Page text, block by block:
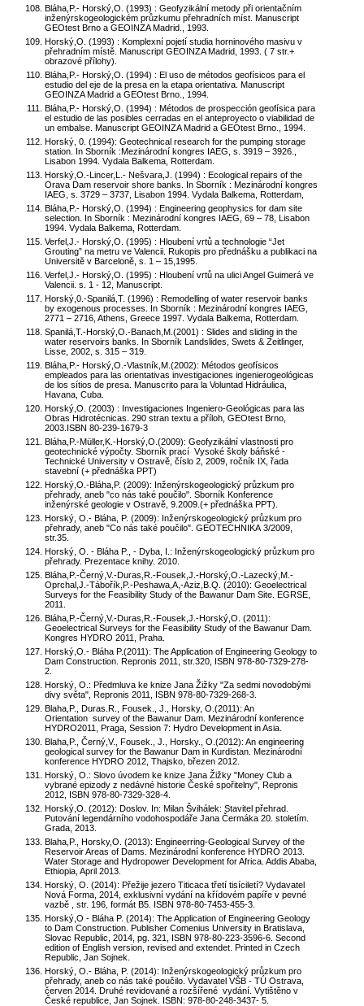
Bláha,P.- Horský,O. (1993) : Geofyzikální metody při orientačním
inženýrskogeologickém průzkumu přehradních míst. Manuscript
GEOtest Brno a GEOINZA Madrid., 1993.
Horský,O. (1993) : Komplexní pojetí studia horninového masivu v
přehradním místě. Manuscript GEOINZA Madrid, 1993. ( 7 str.+
obrazové přílohy).
Bláha,P.- Horský,O. (1994) : El uso de métodos geofísicos para el
estudio del eje de la presa en la etapa orientativa. Manuscript
GEOINZA Madrid a GEOtest Brno., 1994.
Bláha,P.- Horský,O. (1994) : Métodos de prospección geofísica para
el estudio de las posibles cerradas en el anteproyecto o viabilidad de
un embalse. Manuscript GEOINZA Madrid a GEOtest Brno., 1994.
Horský, 0. (1994): Geotechnical research for the pumping storage
station. In Sborník :Mezinárodní kongres IAEG, s. 3919 – 3926.,
Lisabon 1994. Vydala Balkema, Rotterdam.
Horský,O.-Lincer,L.- Nešvara,J. (1994) : Ecological repairs of the
Orava Dam reservoir shore banks. In Sborník : Mezinárodní kongres
IAEG, s. 3729 – 3737, Lisabon 1994. Vydala Balkema, Rotterdam,
Bláha,P.- Horský,O. (1994) : Engineering geophysics for dam site
selection. In Sborník : Mezinárodní kongres IAEG, 69 – 78, Lisabon
1994. Vydala Balkema, Rotterdam.
Verfel,J.- Horský,O. (1995) : Hloubení vrtů a technologie “Jet
Grouting” na metru ve Valencii. Rukopis pro přednášku a publikaci na
Universitě v Barceloně, s. 1 – 15,1995.
Verfel,J.- Horský,O. (1995) : Hloubení vrtů na ulici Angel Guimerá ve
Valencii. s. 1 - 12, Manuscript.
Horský,0.-Spanilá,T. (1996) : Remodelling of water reservoir banks
by exogenous processes. In Sborník : Mezinárodní kongres IAEG,
2771 – 2716, Athens, Greece 1997. Vydala Balkema, Rotterdam.
Spanilá,T.-Horský,O.-Banach,M.(2001) : Slides and sliding in the
water reservoirs banks. In Sborník Landslides, Swets & Zeitlinger,
Lisse, 2002, s. 315 – 319.
Bláha,P.- Horský,O.-Vlastník,M.(2002): Métodos geofísicos
empleados para las orientativas investigaciones ingenierogeológicas
de los sítios de presa. Manuscrito para la Voluntad Hidráulica,
Havana, Cuba.
Horský,O. (2003) : Investigaciones Ingeniero-Geológicas para las
Obras Hidrotécnicas. 290 stran textu a příloh, GEOtest Brno,
2003.ISBN 80-239-1679-3
Bláha,P.-Müller,K.-Horský,O.(2009): Geofyzikální vlastnosti pro
geotechnické výpočty. Sborník prací Vysoké školy báňské -
Technické University v Ostravě, číslo 2, 2009, ročník IX, řada
stavební (+ přednáška PPT)
Horský,O.-Bláha,P. (2009): Inženýrskogeologický průzkum pro
přehrady, aneb "co nás také poučilo". Sborník Konference
inženýrské geologie v Ostravě, 9.2009.(+ přednáška PPT).
Horský, O.- Bláha, P. (2009): Inženýrskogeologický průzkum pro
přehrady, aneb "Co nás také poučilo". GEOTECHNIKA 3/2009,
str.35.
Horský, O. - Bláha P., - Dyba, I.: Inženýrskogeologický průzkum pro
přehrady. Prezentace knihy. 2010.
Bláha,P.-Černý,V.-Duras,R.-Fousek,J.-Horský,O.-Lazecký,M.-
Oprchal,J.-Tábořík,P.-Peshawa,A,-Aziz,B.Q. (2010): Geoelectrical
Surveys for the Feasibility Study of the Bawanur Dam Site. EGRSE,
2011.
Bláha,P.-Černý,V.-Duras,R.-Fousek,J.-Horský,O. (2011):
Geoelectrical Surveys for the Feasibility Study of the Bawanur Dam.
Kongres HYDRO 2011, Praha.
Horský,O.- Bláha P.(2011): The Application of Engineering Geology to
Dam Construction. Repronis 2011, str.320, ISBN 978-80-7329-278-
2.
Horský, O.: Předmluva ke knize Jana Žižky "Za sedmi novodobými
divy světa", Repronis 2011, ISBN 978-80-7329-268-3.
Blaha,P., Duras.R., Fousek., J., Horsky, O.(2011): An
Orientation survey of the Bawanur Dam. Mezinárodní konference
HYDRO2011, Praga, Session 7: Hydro Development in Asia.
Blaha,P., Černý,V., Fousek., J., Horsky., O.(2012): An engineering
geological survey for the Bawanur Dam in Kurdistan. Mezinárodní
konference HYDRO 2012, Thajsko, březen 2012.
Horský, O.: Slovo úvodem ke knize Jana Žižky "Money Club a
vybrané epizody z nedávné historie České spořitelny", Repronis
2012, ISBN 978-80-7329-328-4.
Horský,O. (2012): Doslov. In: Milan Švihálek: Stavitel přehrad.
Putování legendárního vodohospodáře Jana Čermáka 20. stoletím.
Grada, 2013.
Blaha,P., Horsky,O. (2013): Engineerring-Geological Survey of the
Reservoir Areas of Dams. Mezinárodní konference HYDRO 2013.
Water Storage and Hydropower Development for Africa. Addis Ababa,
Ethiopia, April 2013.
Horský, O. (2014): Přežije jezero Titicaca třetí tisíciletí? Vydavatel
Nová Forma, 2014, exklusivní vydání na křídovém papíře v pevné
vazbě , str. 196, formát B5. ISBN 978-80-7453-455-3.
Horský,O - Bláha P. (2014): The Application of Engineering Geology
to Dam Construction. Publisher Comenius University in Bratislava,
Slovac Republic, 2014, pg. 321, ISBN 978-80-223-3596-6. Second
edition of English version, revised and extendet. Printed in Czech
Republic, Jan Sojnek.
Horský, O.- Bláha, P. (2014): Inženýrskogeologický průzkum pro
přehrady, aneb co nás také poučilo. Vydavatel VŠB - TÚ Ostrava,
červen 2014. Druhé revidované a rozšířené vydání. Vytištěno v
České republice, Jan Sojnek. ISBN: 978-80-248-3437- 5.